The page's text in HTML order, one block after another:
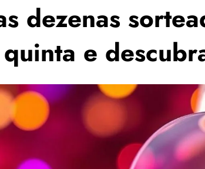
dezenas
e